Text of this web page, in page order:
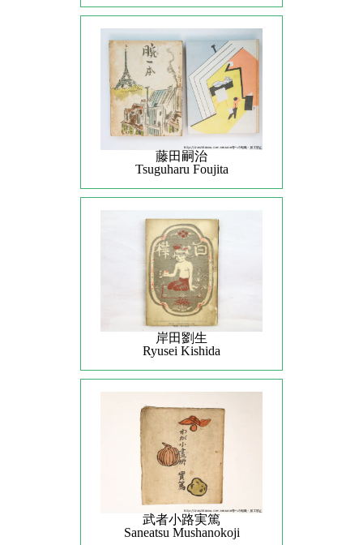
藤田嗣治
Tsuguharu Foujita
岸田劉生
Ryusei Kishida
武者小路実篤
Saneatsu Mushanokoji